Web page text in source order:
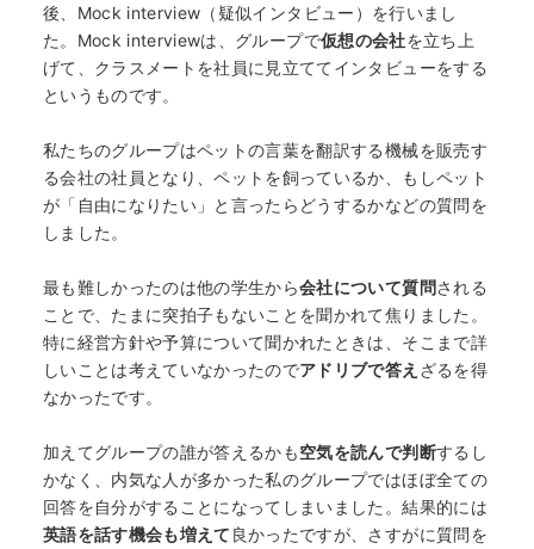
後、Mock interview（疑似インタビュー）を行いまし
た。Mock interviewは、グループで仮想の会社を立ち上
げて、クラスメートを社員に見立ててインタビューをする
というものです。
私たちのグループはペットの言葉を翻訳する機械を販売す
る会社の社員となり、ペットを飼っているか、もしペット
が「自由になりたい」と言ったらどうするかなどの質問を
しました。
最も難しかったのは他の学生から会社について質問される
ことで、たまに突拍子もないことを聞かれて焦りました。
特に経営方針や予算について聞かれたときは、そこまで詳
しいことは考えていなかったのでアドリブで答え ざるを得
なかったです。
加えてグループの誰が答えるかも空気を読んで判断するし
かなく、内気な人が多かった私のグループではほぼ全ての
回答を自分がすることになってしまいました。結果的には
英語を話す機会も増えて 良かったですが、さすがに質問を